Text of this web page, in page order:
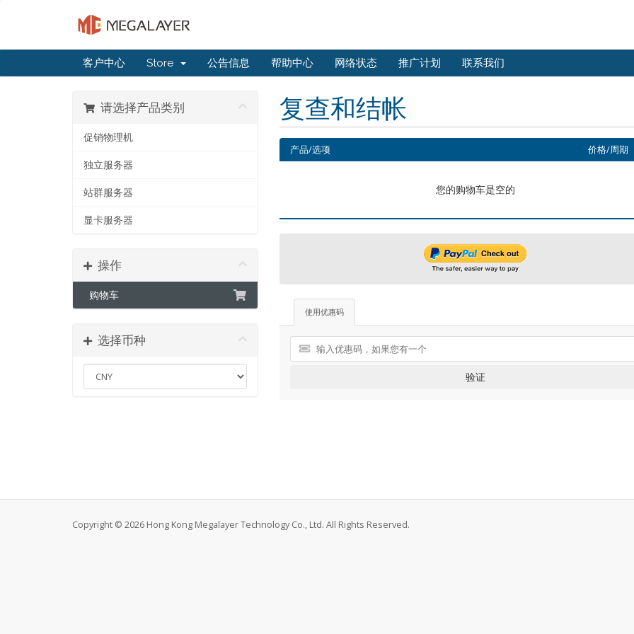
客户中心 Store 公告信息 帮助中心 网络状态 推广计划 联系我们
复查和结帐
请选择产品类别
促销物理机
独立服务器
站群服务器
显卡服务器
操作
购物车
选择币种
产品/选项 价格/周期
您的购物车是空的
使用优惠码
验证
Copyright © 2026 Hong Kong Megalayer Technology Co., Ltd. All Rights Reserved.